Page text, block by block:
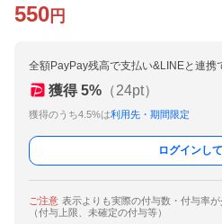
550 円
全額PayPay残高で支払い&LINEと連携
獲得 5% （24pt）
獲得のうち4.5%は利用先・期間限定
ログインし
ご注意 表示よりも実際の付与数・付与率
（付与上限、未確定の付与等）